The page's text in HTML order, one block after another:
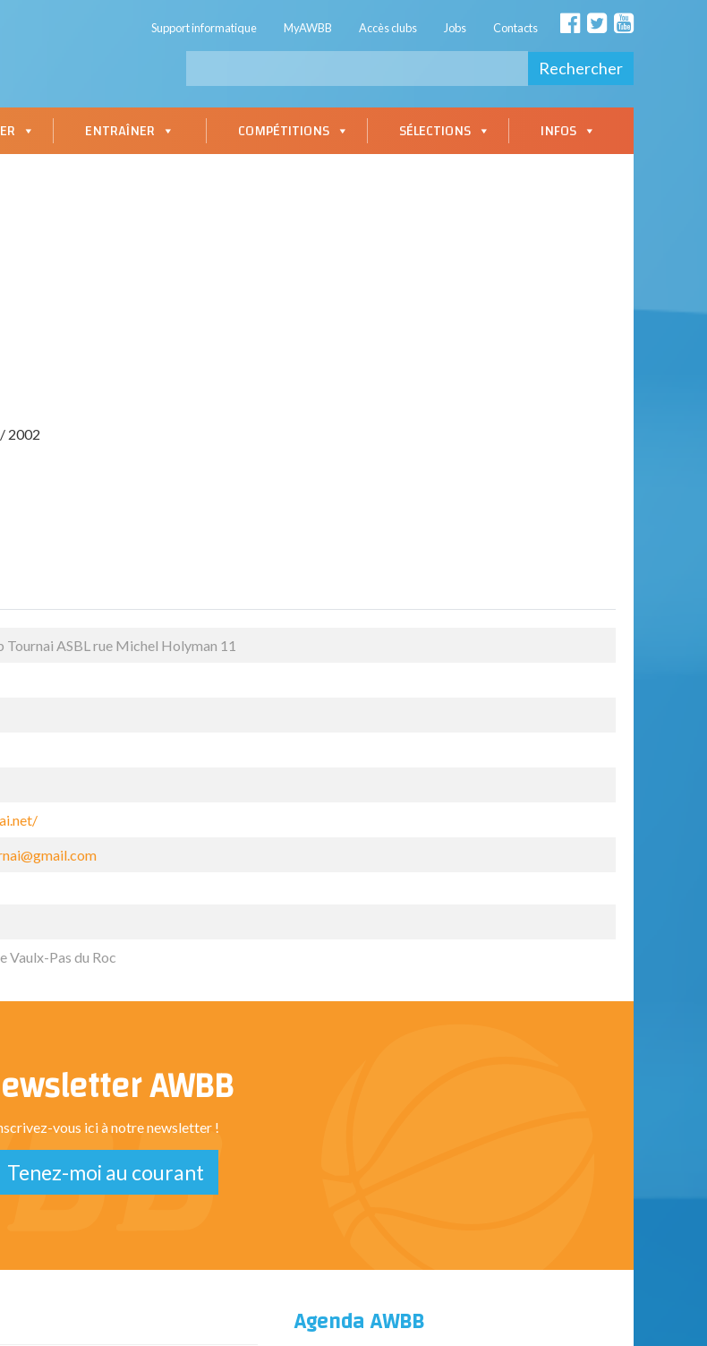
Support informatique MyAWBB Accès clubs Jobs Contacts
Rechercher
ENTRAÎNER COMPÉTITIONS SÉLECTIONS INFOS
2002
Tournai ASBL rue Michel Holyman 11
Vaulx-Pas du Roc
AWBB
vous ici à notre newsletter !
Tenez-moi au courant
Agenda AWBB